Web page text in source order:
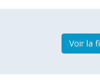
Voir la